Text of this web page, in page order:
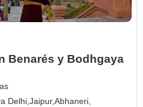
Benarés y Bodhgaya
Delhi,Jaipur,Abhaneri,